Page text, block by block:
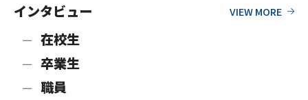
インタビュー
在校生
卒業生
職員